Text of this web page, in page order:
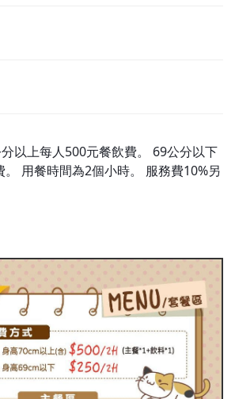
以上每人500元餐飲費。 69公分以下
用餐時間為2個小時。 服務費10%另